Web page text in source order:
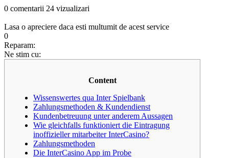
0 comentarii 24 vizualizari
Lasa o apreciere daca esti multumit de acest service
0
Reparam:
Ne stim cu:
Content
Wissenswertes qua Inter Spielbank
Zahlungsmethoden & Kundendienst
Kundenbetreuung unter anderem Aussagen
Wie gleichfalls funktioniert die Eintragung
inoffizieller mitarbeiter InterCasino?
Zahlungsmethoden
Die InterCasino App im Probe